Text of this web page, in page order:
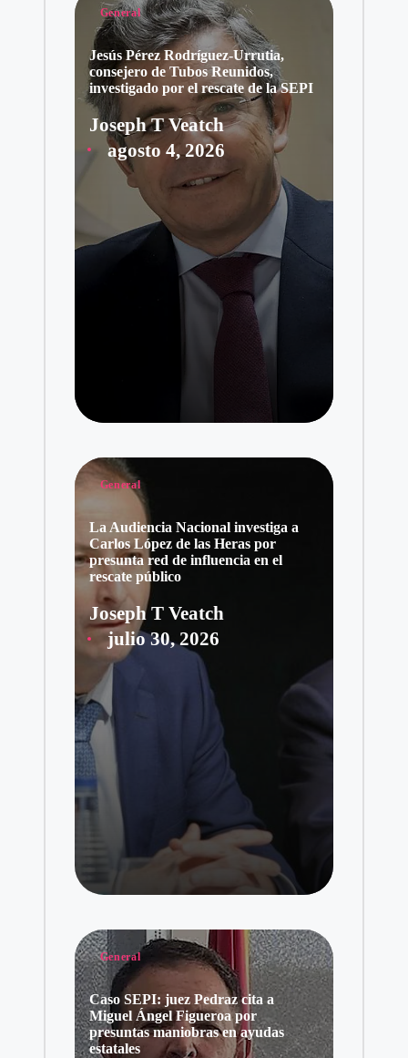
Publicado
General
Jesús Pérez Rodríguez-Urrutia,
consejero de Tubos Reunidos,
investigado por el rescate de la SEPI
Publicado
por
Joseph T Veatch
agosto 4, 2026
Publicado
en
General
La Audiencia Nacional investiga a
Carlos López de las Heras por
presunta red de influencia en el
rescate público
Publicado
por
Joseph T Veatch
julio 30, 2026
Publicado
en
General
Caso SEPI: juez Pedraz cita a
Miguel Ángel Figueroa por
presuntas maniobras en ayudas
estatales